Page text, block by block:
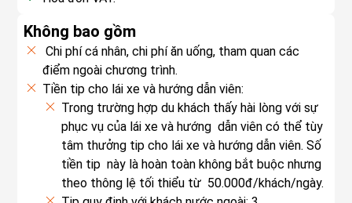
Cung Đình: Một khu vực rộng lớn với trần
hang cao và những khối măng đá khổng lồ, tạo
cảm giác như đang ở trong một cung điện ngầm.
Suối Tien : Một dòng suối nhỏ trong hang với
nước trong veo.
Động Phong Nha cũng là cửa ngõ để tiếp cận với
các hang động khác trong khu vực như Hang Én và
Hang Sơn Đoòng, nơi cung cấp những trải nghiệm
khám phá độc đáo hơn cho những người yêu thích
với thiên nhiên.
Khám phá đường mòn: Có nhiều đường mòn
đi bộ xung quanh suối, cung cấp cơ hội để khám
phá rừng nguyên sinh và quan sát động vật hoang
dã.
Bạn ghé thăm Suối Nước Mọc, hãy mang theo
trang phục phù hợp cho hoạt động ngoài trời, đồ
bơi nếu muốn tắm suối, và đủ nước uống để giữ
cho cơ thể được hydrat hóa trong suốt quá trình
Không bao gồm
Chi phí cá nhân, chi phí ăn uống, tham quan các
điểm ngoài chương trình.
Tiền tip cho lái xe và hướng dẫn viên:
Trong trường hợp du khách thấy hài lòng với sự
phục vụ của lái xe và hướng dẫn viên có thể tùy
tâm thưởng tip cho lái xe và hướng dẫn viên. Số
tiền tip này là hoàn toàn không bắt buộc nhưng
theo thông lệ tối thiểu từ 50.000đ/khách/ngày.